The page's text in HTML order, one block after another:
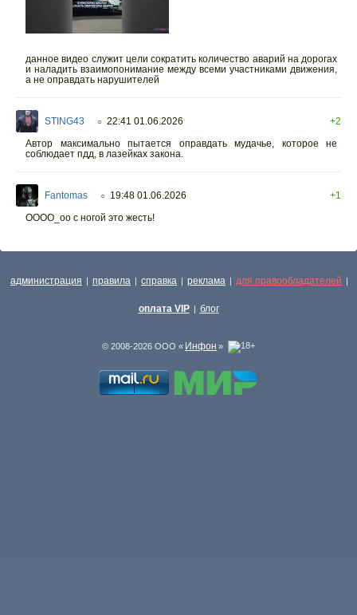
данное видео служит цели сократить количество аварий на дорогах
и наладить взаимопонимание между всеми участниками движения,
а не оправдать нарушителей
STING43 ○ 22:41 01.06.2026
+2
Автор максимально пытается оправдать мудачье, которое не
соблюдает пдд, в лазейках закона.
Fantomas ○ 19:48 01.06.2026
+1
ОООО_оо с ногой это жесть!
администрация | правила | справка | реклама | для правообладателей |
оплата VIP | блог
© 2008-2026 ООО « Инфон »